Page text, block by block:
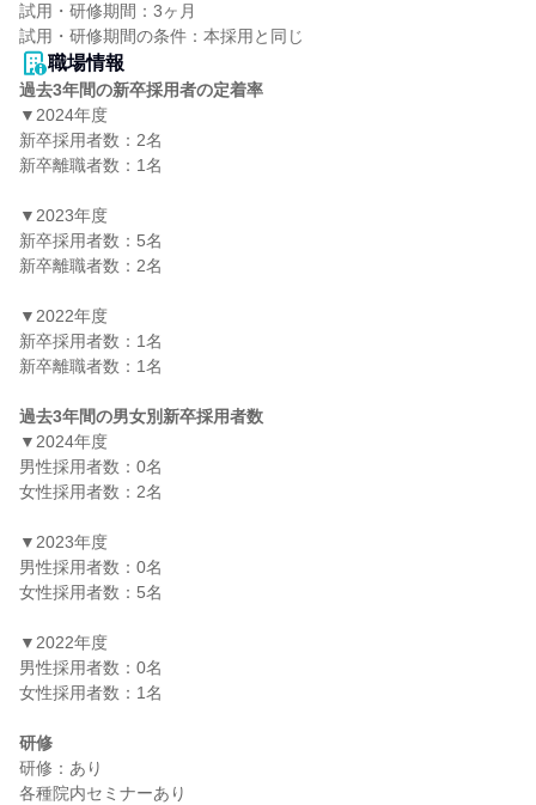
試用・研修期間：3ヶ月
職場情報
過去3年間の新卒採用者の定着率
▼2024年度
新卒採用者数：2名
新卒離職者数：1名
▼2023年度
新卒採用者数：5名
新卒離職者数：2名
▼2022年度
新卒採用者数：1名
新卒離職者数：1名
過去3年間の男女別新卒採用者数
▼2024年度
男性採用者数：0名
女性採用者数：2名
▼2023年度
男性採用者数：0名
女性採用者数：5名
▼2022年度
男性採用者数：0名
女性採用者数：1名
研修
研修：あり